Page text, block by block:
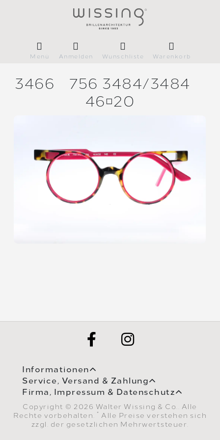
Menü Anmelden Wunschliste Warenkorb
3466 756 3484/3484
4620
Informationen
Service, Versand & Zahlung
Firma, Impressum & Datenschutz
Copyright © 2026 Walter Wissing & Co.. Alle
Rechte vorbehalten.
* Alle Preise verstehen sich
zzgl. der gesetzlichen Mehrwertsteuer.